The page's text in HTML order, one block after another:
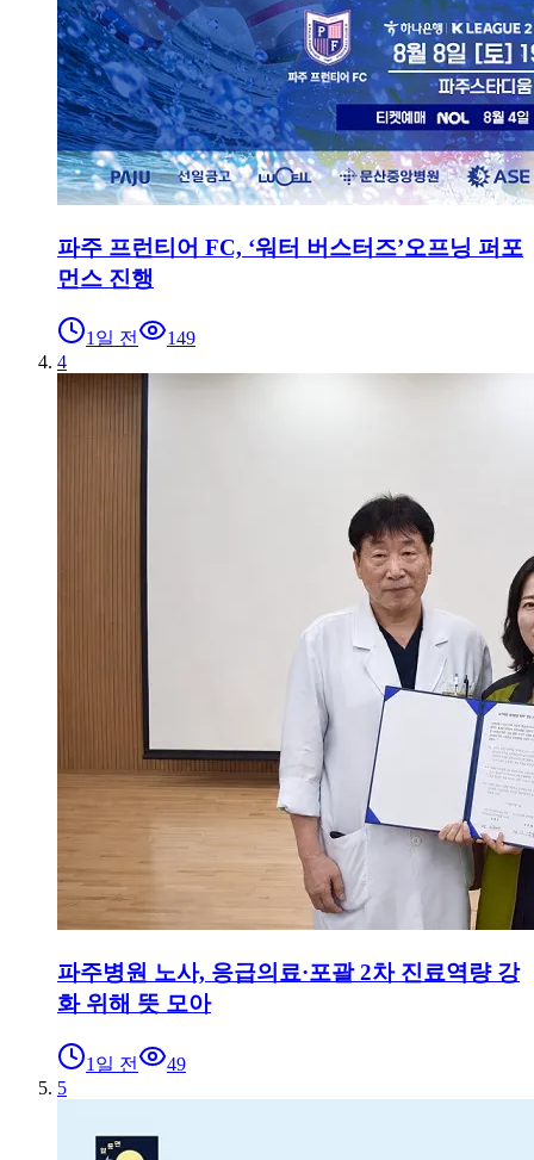
파주 프런티어 FC, ‘워터 버스터즈’오프닝 퍼포
먼스 진행
1일 전
149
4
파주병원 노사, 응급의료·포괄 2차 진료역량 강
화 위해 뜻 모아
1일 전
49
5